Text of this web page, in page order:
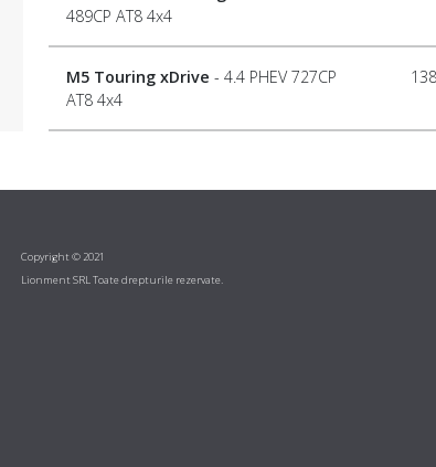
489CP AT8 4x4
M5 Touring xDrive - 4.4 PHEV 727CP
AT8 4x4
Copyright © 2021
Lionment SRL Toate drepturile rezervate.